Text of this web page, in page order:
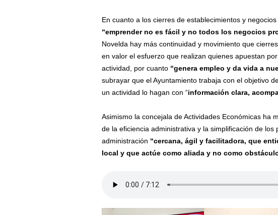
En cuanto a los cierres de establecimientos y
“emprender no es fácil y no todos los negocios
Novelda hay más continuidad y movimiento que
en valor el esfuerzo que realizan quienes apuestan
actividad, por cuanto “genera empleo y da vida a
subrayar que el Ayuntamiento trabaja con el objetivo
un actividad lo hagan con “información clara,
Asimismo la concejala de Actividades Económicas ha
de la eficiencia administrativa y la simplificación de
administración “cercana, ágil y facilitadora, que
local y que actúe como aliada y no como